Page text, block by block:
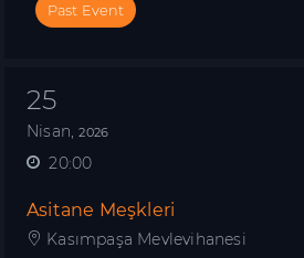
Past Event
25
Nisan,2026
20:00
Asitane Meşkleri
Kasımpaşa Mevlevihanesi